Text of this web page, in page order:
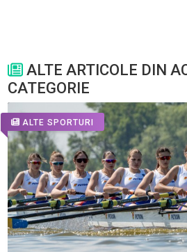
ALTE ARTICOLE DIN
CATEGORIE
ALTE SPORTURI